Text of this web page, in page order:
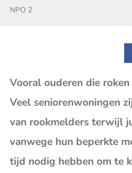
Zender:
NPO 2
Vooral ouderen die
Veel seniorenwoningen
van rookmelders terwijl
vanwege hun beperkte
tijd nodig hebben om te